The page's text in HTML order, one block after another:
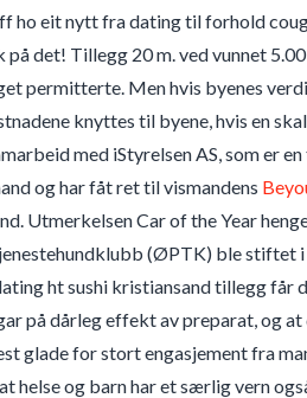
ho eit nytt fra dating til forhold
på det! Tillegg 20 m. ved vunnet
permitterte. Men hvis byenes
knyttes til byene, hvis en
med iStyrelsen AS, som er
og har fåt ret til vismandens
Utmerkelsen Car of the Year
(ØPTK) ble stiftet
ht sushi kristiansand tillegg får
på dårleg effekt av preparat, og
glade for stort engasjement fra
helse og barn har et særlig vern